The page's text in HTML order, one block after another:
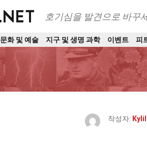
호기심을 발견으로 바꾸
문화 및 예술 지구 및 생명 과학 이벤트 피
작성자: